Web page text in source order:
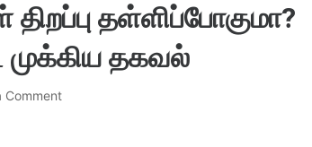
தள்ளிப்போகுமா?
தகவல்
Comment